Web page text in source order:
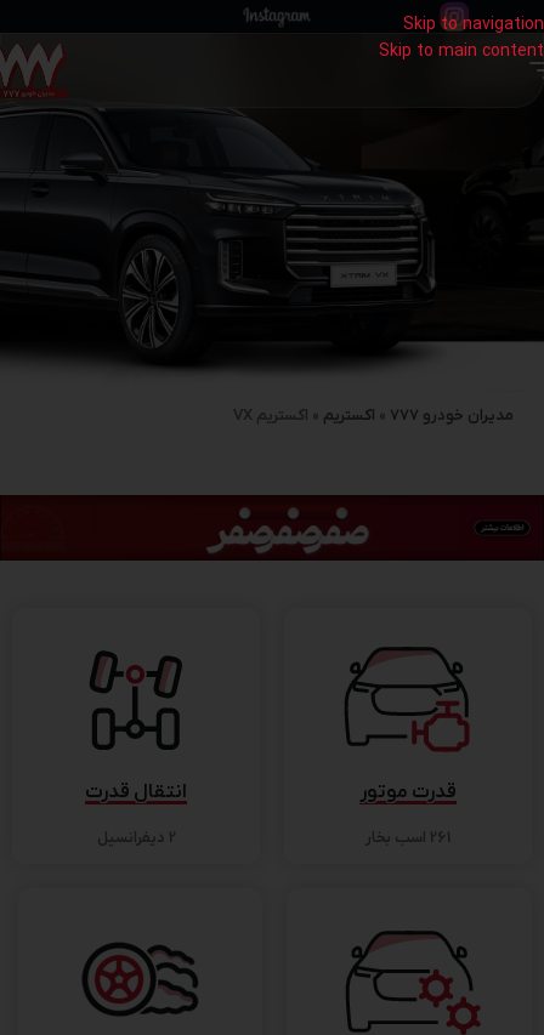
Skip to navigation
Skip to main content
مدیران خودرو 777 » اکستریم » اکستریم VX
قدرت موتور
261 اسب بخار
انتقال قدرت
2 دیفرانسیل